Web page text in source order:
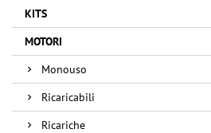
KITS
MOTORI
Monouso
Ricaricabili
Ricariche